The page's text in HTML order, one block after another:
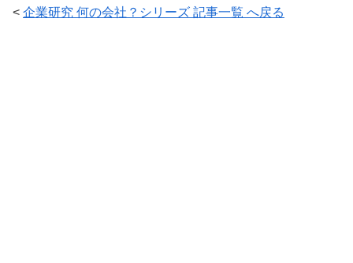
< 企業研究 何の会社？シリーズ 記事一覧 へ戻る